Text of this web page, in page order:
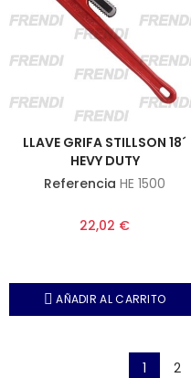
LLAVE GRIFA STILLSON 18´
HEVY DUTY
Referencia HE 1500
22,02 €
AÑADIR AL CARRITO
1 2